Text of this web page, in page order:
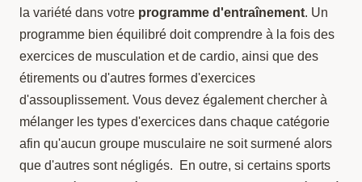
la variété dans votre programme d'entraînement. Un
programme bien équilibré doit comprendre à la fois des
exercices de musculation et de cardio, ainsi que des
étirements ou d'autres formes d'exercices
d'assouplissement. Vous devez également chercher à
mélanger les types d'exercices dans chaque catégorie
afin qu'aucun groupe musculaire ne soit surmené alors
que d'autres sont négligés. En outre, si certains sports